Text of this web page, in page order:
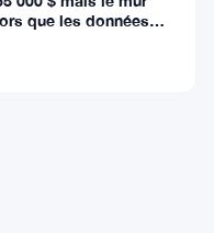
que les données